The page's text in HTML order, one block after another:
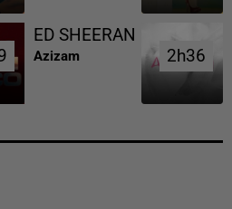
ED SHEERAN
Azizam 2h36
2h36